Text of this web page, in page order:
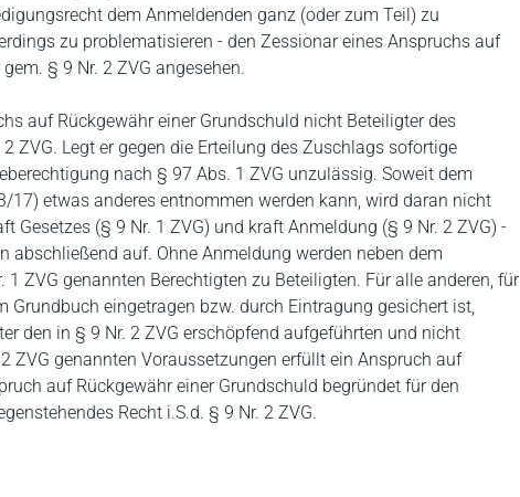
dem Anmeldenden ganz (oder zum Teil) zu
zu problematisieren - den Zessionar eines Anspruchs auf
§ 9 Nr. 2 ZVG angesehen.
auf Rückgewähr einer Grundschuld nicht Beteiligter des
ZVG. Legt er gegen die Erteilung des Zuschlags sofortige
nach § 97 Abs. 1 ZVG unzulässig. Soweit dem
17) etwas anderes entnommen werden kann, wird daran nicht
Gesetzes (§ 9 Nr. 1 ZVG) und kraft Anmeldung (§ 9 Nr. 2 ZVG) -
abschließend auf. Ohne Anmeldung werden neben dem
ZVG genannten Berechtigten zu Beteiligten. Für alle anderen, für
eingetragen bzw. durch Eintragung gesichert ist,
den in § 9 Nr. 2 ZVG erschöpfend aufgeführten und nicht
ZVG genannten Voraussetzungen erfüllt ein Anspruch auf
auf Rückgewähr einer Grundschuld begründet für den
Recht i.S.d. § 9 Nr. 2 ZVG.